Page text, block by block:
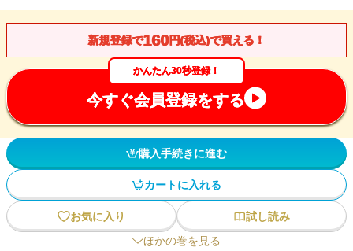
新規登録で160円(税込)で買える！
かんたん30秒登録！
今すぐ会員登録をする
購入手続きに進む
カートに入れる
お気に入り
試し読み
ほかの巻を見る